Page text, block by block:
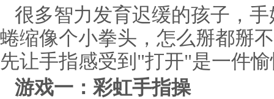
很多智力发育迟缓的孩子，
蜷缩像个小拳头，怎么掰都掰
先让手指感受到"打开"是一件
游戏一：彩虹手指操